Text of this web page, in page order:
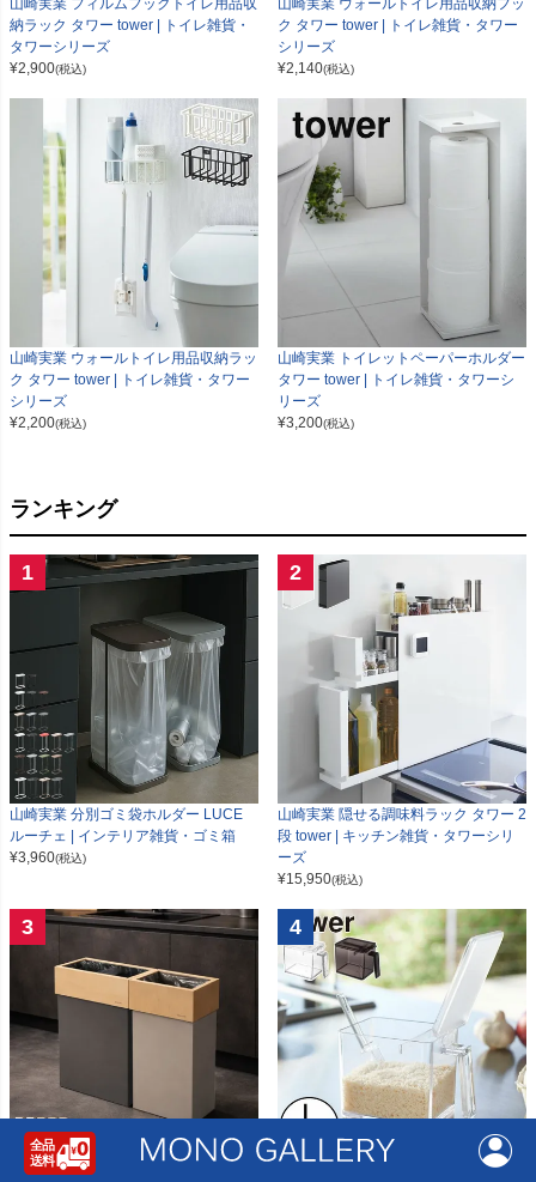
山崎実業 フィルムフックトイレ用品収
納ラック タワー tower | トイレ雑貨・
タワーシリーズ
¥2,900(税込)
山崎実業 ウォールトイレ用品収納フッ
ク タワー tower | トイレ雑貨・タワー
シリーズ
¥2,140(税込)
山崎実業 ウォールトイレ用品収納ラッ
ク タワー tower | トイレ雑貨・タワー
シリーズ
¥2,200(税込)
山崎実業 トイレットペーパーホルダー
タワー tower | トイレ雑貨・タワーシ
リーズ
¥3,200(税込)
ランキング
1
山崎実業 分別ゴミ袋ホルダー LUCE
ルーチェ | インテリア雑貨・ゴミ箱
¥3,960(税込)
2
山崎実業 隠せる調味料ラック タワー 2
段 tower | キッチン雑貨・タワーシリ
ーズ
¥15,950(税込)
3
W CUBE ダブルキューブ | インテリア
4
山崎実業 調味料ストッカー タワー L t